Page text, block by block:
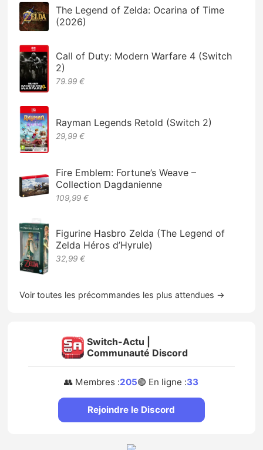
The Legend of Zelda: Ocarina of Time
(2026)
Call of Duty: Modern Warfare 4 (Switch
2)
79.99 €
Rayman Legends Retold (Switch 2)
29,99 €
Fire Emblem: Fortune’s Weave –
Collection Dagdanienne
109,99 €
Figurine Hasbro Zelda (The Legend of
Zelda Héros d’Hyrule)
32,99 €
Voir toutes les précommandes les plus attendues →
Switch-Actu |
Communauté Discord
👥 Membres :205🟢 En ligne :33
Rejoindre le Discord